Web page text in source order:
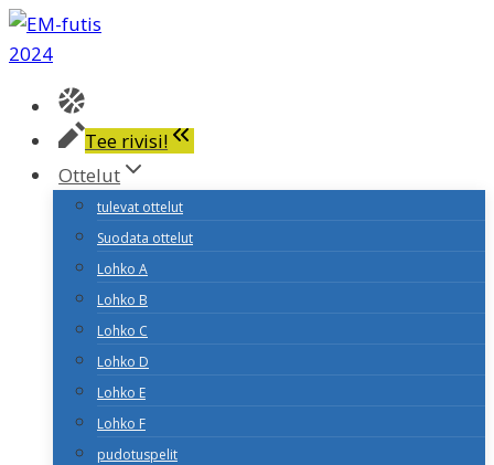
Siirry
sisältöön
Tee rivisi!
Ottelut
tulevat ottelut
Suodata ottelut
Lohko A
Lohko B
Lohko C
Lohko D
Lohko E
Lohko F
pudotuspelit